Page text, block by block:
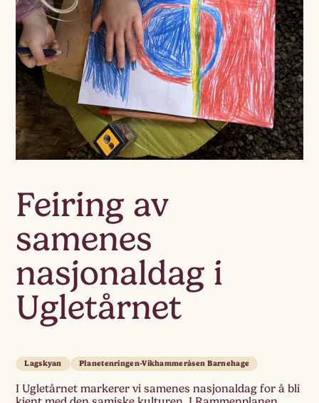
Feiring av
samenes
nasjonaldag i
Ugletårnet
Lagskyan Planetenringen-Vikhammeråsen Barnehage
I Ugletårnet markerer vi samenes nasjonaldag for å bli